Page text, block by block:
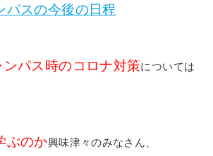
パスの今後の日程
パス時のコロナ対策については
ぶのか興味津々のみなさん、